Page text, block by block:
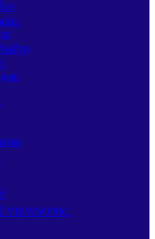
ด)
ดดิส)
ต่อ
VIEWSONIC